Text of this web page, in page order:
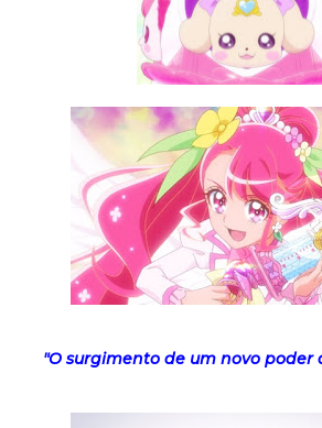
"O surgimento de um novo poder